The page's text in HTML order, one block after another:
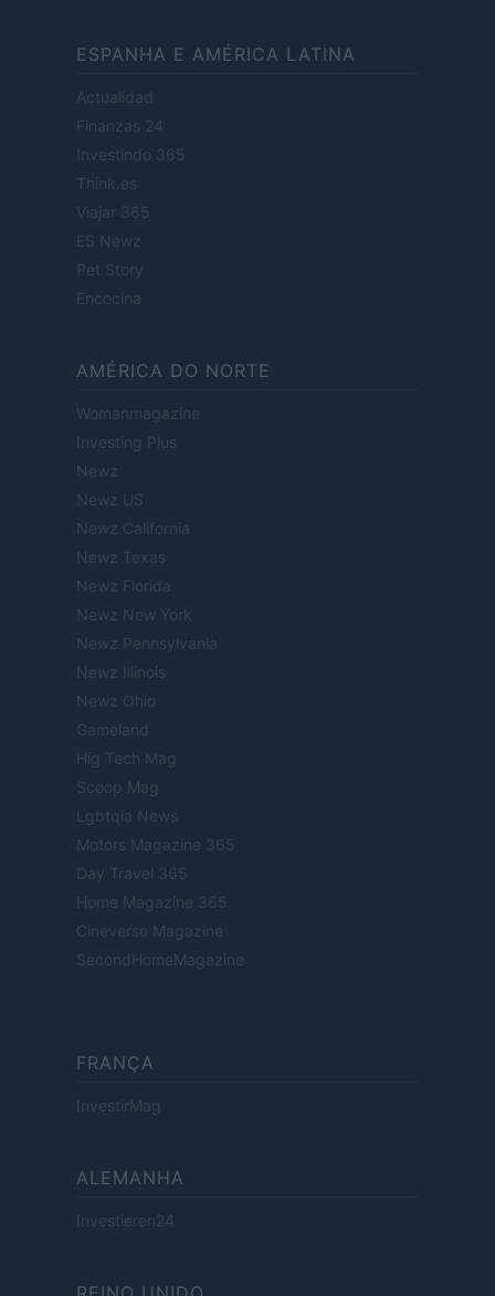
ESPANHA E AMÉRICA LATINA
Actualidad
Finanzas 24
Investindo 365
Think.es
Viajar 365
ES Newz
Pet Story
Encocina
AMÉRICA DO NORTE
Womanmagazine
Investing Plus
Newz
Newz US
Newz California
Newz Texas
Newz Florida
Newz New York
Newz Pennsylvania
Newz Illinois
Newz Ohio
Gameland
Hig Tech Mag
Scoop Mag
Lgbtqia News
Motors Magazine 365
Day Travel 365
Home Magazine 365
Cineverse Magazine
SecondHomeMagazine
FRANÇA
InvestirMag
ALEMANHA
Investieren24